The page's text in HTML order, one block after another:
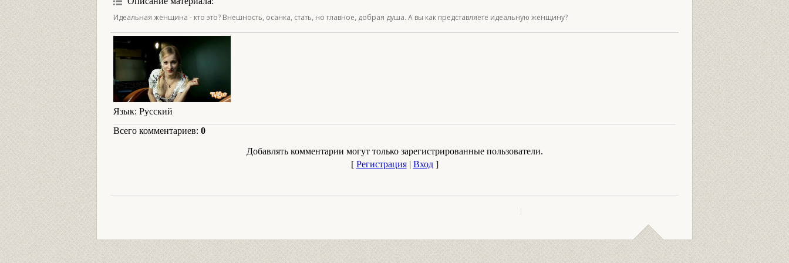
Идеальная женщина - кто это? Внешность, осанка, стать, но главное, добрая душа. А вы как представляете идеальную женщину?
Язык: Русский
Всего комментариев: 0
Добавлять комментарии могут только зарегистрированные пользователи.
[ Регистрация| Вход]